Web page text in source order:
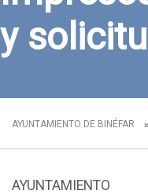
y
AYUNTAMIENTO DE BINÉFAR
AYUNTAMIENTO